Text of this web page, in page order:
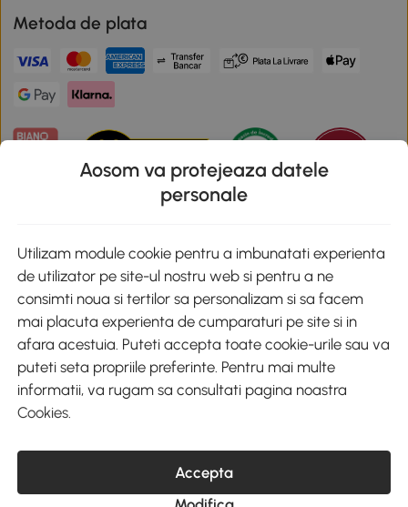
Metoda de plata
Descarca aplicatia Aosom
Google Play
+40 312294730 clienti@aosom.ro
Romania, Bucureşti Sectorul 2, Str. Barbu Paris Mumuleanu, Nr. 30-
CUI: 49266464
COD CAEN: 4755
Aosom va protejeaza datele
personale
Utilizam module cookie pentru a imbunatati experienta
de utilizator pe site-ul nostru web si pentru a ne
consimti noua si tertilor sa personalizam si sa facem
mai placuta experienta de cumparaturi pe site si in
afara acestuia. Puteti accepta toate cookie-urile sau va
puteti seta propriile preferinte. Pentru mai multe
informatii, va rugam sa consultati pagina noastra
Cookies.
Accepta